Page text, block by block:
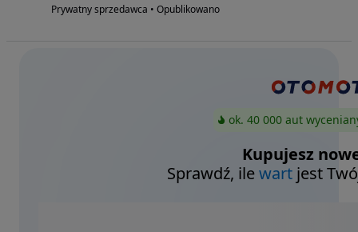
Prywatny sprzedawca • Opublikowano
ok. 40 000 aut
Kupujesz
Sprawdź, ilewart jest